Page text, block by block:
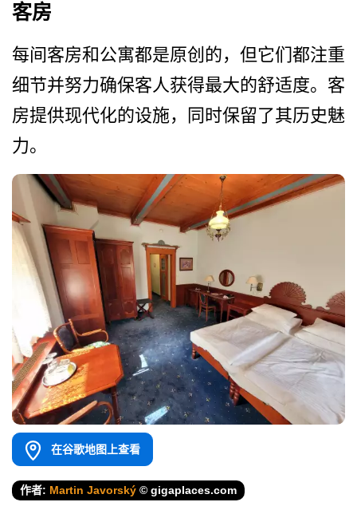
客房
每间客房和公寓都是原创的，­但它们都注重
细节并努力确保客人获得最大的舒适度。­客
房提供现代化的设施，同时保留了其历史魅
力。
在谷歌地图上查看
作者: Martin Javorský © gigaplaces.com